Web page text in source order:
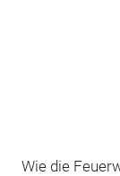
Wie die